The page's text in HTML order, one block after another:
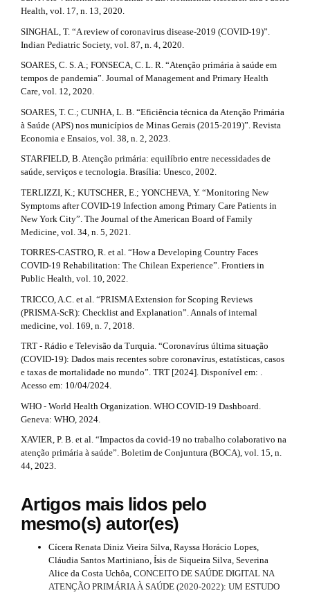
Health, vol. 17, n. 13, 2020.
SINGHAL, T. “A review of coronavirus disease-2019 (COVID-19)”.
Indian Pediatric Society, vol. 87, n. 4, 2020.
SOARES, C. S. A.; FONSECA, C. L. R. “Atenção primária à saúde em
tempos de pandemia”. Journal of Management and Primary Health
Care, vol. 12, 2020.
SOARES, T. C.; CUNHA, L. B. “Eficiência técnica da Atenção Primária
à Saúde (APS) nos municípios de Minas Gerais (2015-2019)”. Revista
Economia e Ensaios, vol. 38, n. 2, 2023.
STARFIELD, B. Atenção primária: equilíbrio entre necessidades de
saúde, serviços e tecnologia. Brasília: Unesco, 2002.
TERLIZZI, K.; KUTSCHER, E.; YONCHEVA, Y. “Monitoring New
Symptoms after COVID-19 Infection among Primary Care Patients in
New York City”. The Journal of the American Board of Family
Medicine, vol. 34, n. 5, 2021.
TORRES-CASTRO, R. et al. “How a Developing Country Faces
COVID-19 Rehabilitation: The Chilean Experience”. Frontiers in
Public Health, vol. 10, 2022.
TRICCO, A.C. et al. “PRISMA Extension for Scoping Reviews
(PRISMA-ScR): Checklist and Explanation”. Annals of internal
medicine, vol. 169, n. 7, 2018.
TRT - Rádio e Televisão da Turquia. “Coronavírus última situação
(COVID-19): Dados mais recentes sobre coronavírus, estatísticas, casos
e taxas de mortalidade no mundo”. TRT [2024]. Disponível em: .
Acesso em: 10/04/2024.
WHO - World Health Organization. WHO COVID-19 Dashboard.
Geneva: WHO, 2024.
XAVIER, P. B. et al. “Impactos da covid-19 no trabalho colaborativo na
atenção primária à saúde”. Boletim de Conjuntura (BOCA), vol. 15, n.
44, 2023.
Artigos mais lidos pelo
mesmo(s) autor(es)
Cícera Renata Diniz Vieira Silva, Rayssa Horácio Lopes,
Cláudia Santos Martiniano, Ísis de Siqueira Silva, Severina
Alice da Costa Uchôa, CONCEITO DE SAÚDE DIGITAL NA
ATENÇÃO PRIMÁRIA À SAÚDE (2020-2022): UM ESTUDO